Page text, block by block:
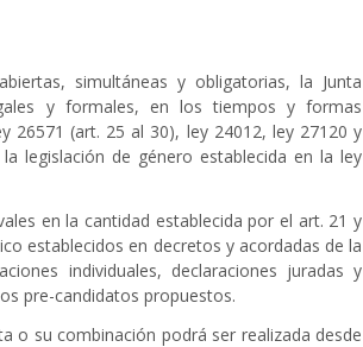
simultáneas y obligatorias, la Junta
y formales, en los tiempos y formas
26571 (art. 25 al 30), ley 24012, ley 27120 y
legislación de género establecida en la ley
en la cantidad establecida por el art. 21 y
establecidos en decretos y acordadas de la
individuales, declaraciones juradas y
pre-candidatos propuestos.
o su combinación podrá ser realizada desde